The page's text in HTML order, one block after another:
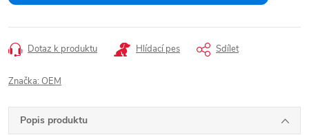
Dotaz k produktu Hlídací pes Sdílet
Značka: OEM
Popis produktu